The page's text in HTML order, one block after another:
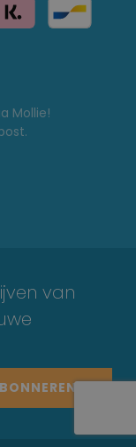
Mollie!
van